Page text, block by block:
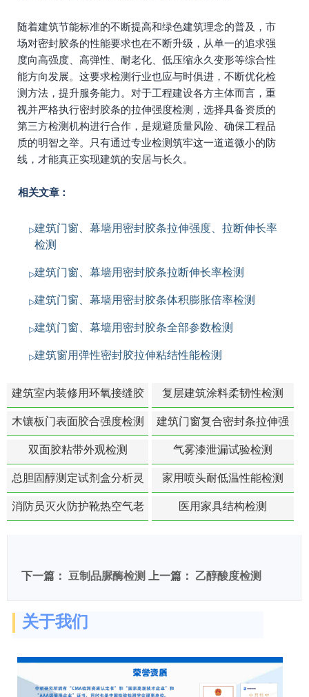
随着建筑节能标准的不断提高和绿色建筑理念的普及，市
场对密封胶条的性能要求也在不断升级，从单一的追求强
度向高强度、高弹性、耐老化、低压缩永久变形等综合性
能方向发展。这要求检测行业也应与时俱进，不断优化检
测方法，提升服务能力。对于工程建设各方主体而言，重
视并严格执行密封胶条的拉伸强度检测，选择具备资质的
第三方检测机构进行合作，是规避质量风险、确保工程品
质的明智之举。只有通过专业检测筑牢这一道道微小的防
线，才能真正实现建筑的安居与长久。
相关文章：
建筑门窗、幕墙用密封胶条拉伸强度、拉断伸长率
检测
建筑门窗、幕墙用密封胶条拉断伸长率检测
建筑门窗、幕墙用密封胶条体积膨胀倍率检测
建筑门窗、幕墙用密封胶条全部参数检测
建筑窗用弹性密封胶拉伸粘结性能检测
建筑室内装修用环氧接缝胶
苯含量检测
复层建筑涂料柔韧性检测
木镶板门表面胶合强度检测
建筑门窗复合密封条拉伸强
度-硬质塑料材料检测
双面胶粘带外观检测 气雾漆泄漏试验检测
总胆固醇测定试剂盒分析灵
敏度检测
家用喷头耐低温性能检测
消防员灭火防护靴热空气老
医用家具结构检测
下一篇： 豆制品脲酶检测 上一篇： 乙醇酸度检测
关于我们